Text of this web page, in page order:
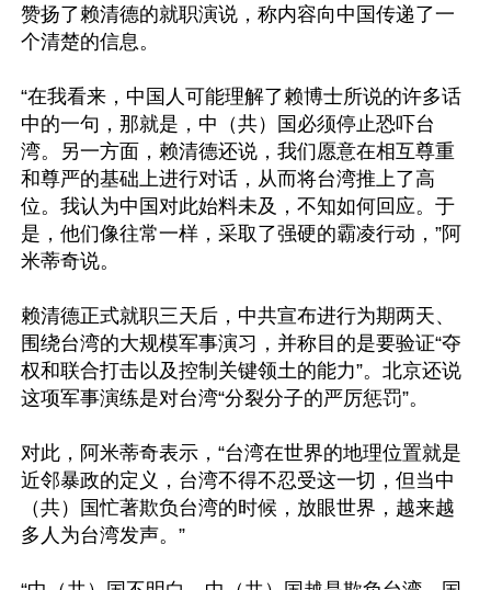
赞扬了赖清德的就职演说，称内容向中国传递了一
个清楚的信息。
“在我看来，中国人可能理解了赖博士所说的许多话
中的一句，那就是，中（共）国必须停止恐吓台
湾。另一方面，赖清德还说，我们愿意在相互尊重
和尊严的基础上进行对话，从而将台湾推上了高
位。我认为中国对此始料未及，不知如何回应。于
是，他们像往常一样，采取了强硬的霸凌行动，”阿
米蒂奇说。
赖清德正式就职三天后，中共宣布进行为期两天、
围绕台湾的大规模军事演习，并称目的是要验证“夺
权和联合打击以及控制关键领土的能力”。北京还说
这项军事演练是对台湾“分裂分子的严厉惩罚”。
对此，阿米蒂奇表示，“台湾在世界的地理位置就是
近邻暴政的定义，台湾不得不忍受这一切，但当中
（共）国忙著欺负台湾的时候，放眼世界，越来越
多人为台湾发声。”